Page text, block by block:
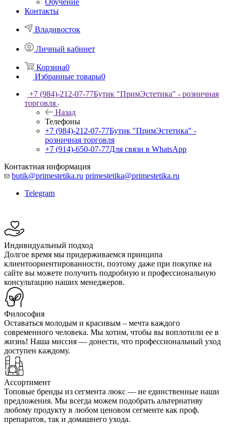
Обучение
Контакты
Владивосток
Личный кабинет
Корзина0
Избранные товары0
+7 (984)-212-07-77Бутик "ПримЭстетика" - розничная
торговля
Назад
Телефоны
+7 (984)-212-07-77Бутик "ПримЭстетика" -
розничная торговля
+7 (914)-650-07-77Для связи в WhatsApp
Контактная информация
butik@primestetika.ru primestetika@primestetika.ru
Telegram
Индивидуальный подход
Долгое время мы придерживаемся принципа
клиентоориентированности, поэтому даже при покупке на
сайте вы можете получить подробную и профессиональную
консультацию наших менеджеров.
Философия
Оставаться молодым и красивым – мечта каждого
современного человека. Мы хотим, чтобы вы воплотили ее в
жизнь! Наша миссия — донести, что профессиональный уход
доступен каждому.
Ассортимент
Топовые бренды из сегмента люкс — не единственные наши
предложения. Мы всегда можем подобрать альтернативу
любому продукту в любом ценовом сегменте как проф.
препаратов, так и домашнего ухода.